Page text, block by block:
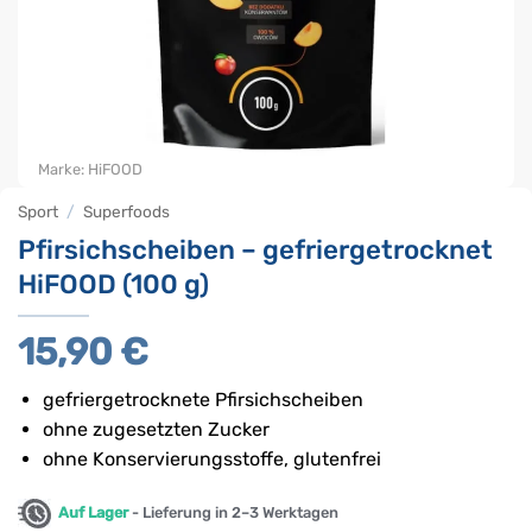
Sport / Superfoods
Pfirsichscheiben – gefriergetrocknet
HiFOOD (100 g)
15,90 €
gefriergetrocknete Pfirsichscheiben
ohne zugesetzten Zucker
ohne Konservierungsstoffe, glutenfrei
Auf Lager- Lieferung in 2–3 Werktagen
Marke: HiFOOD